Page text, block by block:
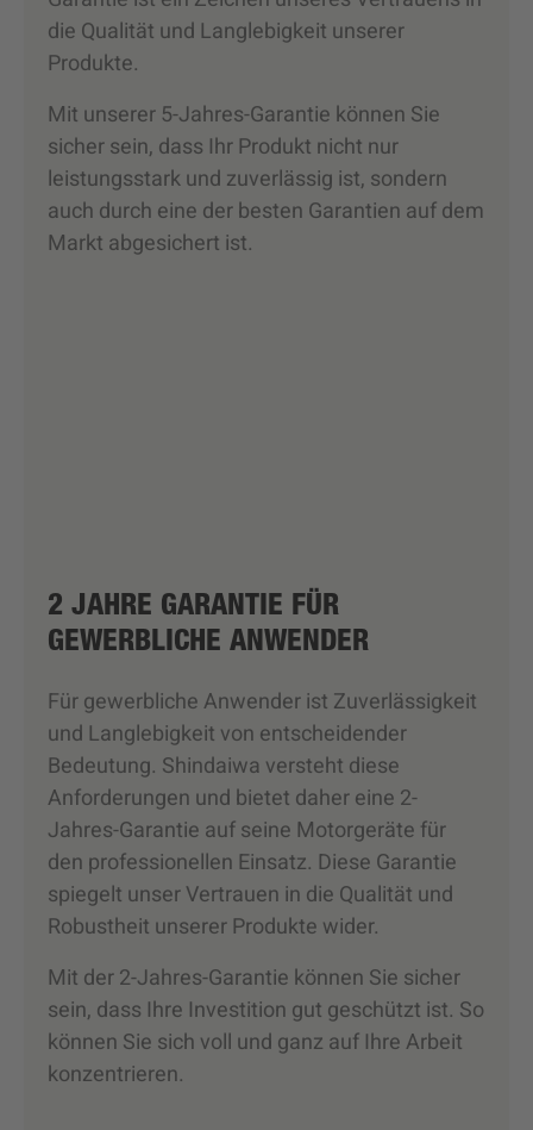
die Qualität und Langlebigkeit unserer
Produkte.
Mit unserer 5-Jahres-Garantie können Sie
sicher sein, dass Ihr Produkt nicht nur
leistungsstark und zuverlässig ist, sondern
auch durch eine der besten Garantien auf dem
Markt abgesichert ist.
2 JAHRE GARANTIE FÜR
GEWERBLICHE ANWENDER
Für gewerbliche Anwender ist Zuverlässigkeit
und Langlebigkeit von entscheidender
Bedeutung. Shindaiwa versteht diese
Anforderungen und bietet daher eine 2-
Jahres-Garantie auf seine Motorgeräte für
den professionellen Einsatz. Diese Garantie
spiegelt unser Vertrauen in die Qualität und
Robustheit unserer Produkte wider.
Mit der 2-Jahres-Garantie können Sie sicher
sein, dass Ihre Investition gut geschützt ist. So
können Sie sich voll und ganz auf Ihre Arbeit
konzentrieren.